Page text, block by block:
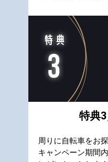
特典
周りに自転車をお
キャンペーン期間